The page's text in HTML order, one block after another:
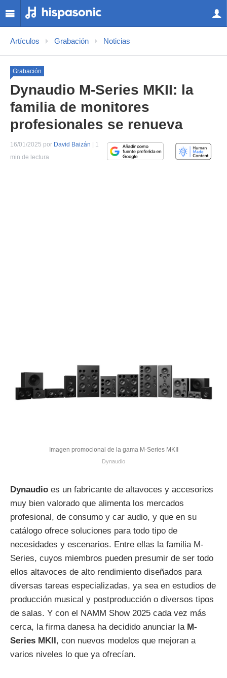
Artículos Grabación Noticias
Grabación
Dynaudio M-Series MKII: la
familia de monitores
profesionales se renueva
16/01/2025 por David Baizán | 1
min de lectura
Imagen promocional de la gama M-Series MKII
Dynaudio
Dynaudio es un fabricante de altavoces y accesorios
muy bien valorado que alimenta los mercados
profesional, de consumo y car audio, y que en su
catálogo ofrece soluciones para todo tipo de
necesidades y escenarios. Entre ellas la familia M-
Series, cuyos miembros pueden presumir de ser todo
ellos altavoces de alto rendimiento diseñados para
diversas tareas especializadas, ya sea en estudios de
producción musical y postproducción o diversos tipos
de salas. Y con el NAMM Show 2025 cada vez más
cerca, la firma danesa ha decidido anunciar la M-
Series MKII , con nuevos modelos que mejoran a
varios niveles lo que ya ofrecían.